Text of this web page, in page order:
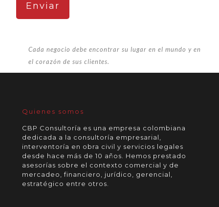
Cada negocio debe encontrar su lugar en el mundo y en
el corazón de sus clientes.
Quienes somos
CBP Consultoría es una empresa colombiana
dedicada a la consultoría empresarial,
interventoría en obra civil y servicios legales
desde hace más de 10 años. Hemos prestado
asesorías sobre el contexto comercial y de
mercadeo, financiero, jurídico, gerencial,
estratégico entre otros.